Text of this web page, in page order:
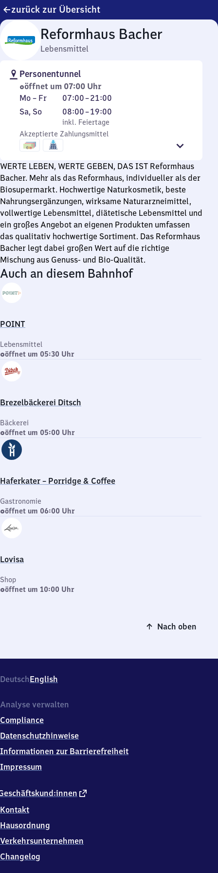
zurück zur Übersicht
Reformhaus Bacher
Lebensmittel
Personentunnel
öffnet um 07:00 Uhr
Montag
bis
Mo – Fr 07:00–21:00
Von
7
Uhr
bis
Samstag
Sonntag
Sa, So,
inkl. Feiertage
08:00–19:00
Von
8
Uhr
Uhr
inkl. Feiertage
Akzeptierte Zahlungsmittel
WERTE LEBEN, WERTE GEBEN, DAS IST Reformhaus
Bacher. Mehr als das Reformhaus, individueller als der
Biosupermarkt. Hochwertige Naturkosmetik, beste
Nahrungsergänzungen, wirksame Naturarzneimittel,
vollwertige Lebensmittel, diätetische Lebensmittel und
ein großes Angebot an eigenen Produkten umfassen
das qualitativ hochwertige Sortiment. Das Reformhaus
Bacher legt dabei großen Wert auf die richtige
Mischung aus Genuss- und Bio-Qualität.
Auch an diesem Bahnhof
POINT
Lebensmittel
öffnet um 05:30 Uhr
Brezelbäckerei Ditsch
Bäckerei
öffnet um 05:00 Uhr
Haferkater – Porridge & Coffee
Gastronomie
öffnet um 06:00 Uhr
Lovisa
Shop
öffnet um 10:00 Uhr
Nach oben
DeutschEnglish
externer
Kontakt
Hausordnung
Verkehrsunternehmen
Changelog
Analyse verwalten
Compliance
Datenschutzhinweise
Informationen zur Barrierefreiheit
Impressum